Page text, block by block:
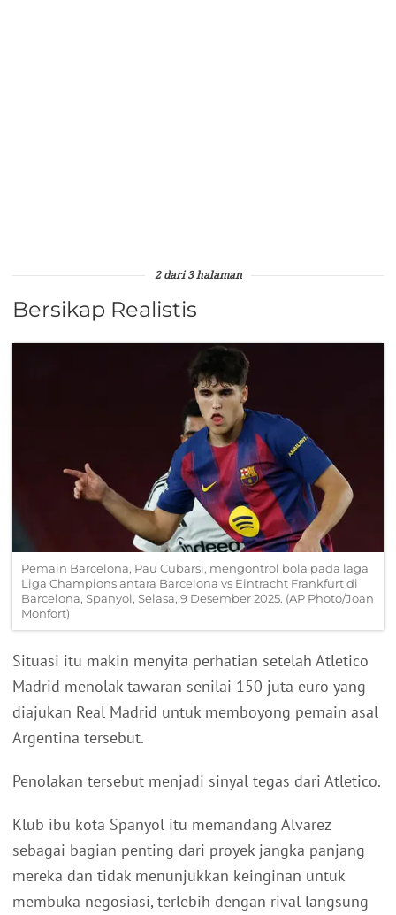
2 dari 3 halaman
Bersikap Realistis
Pemain Barcelona, Pau Cubarsi, mengontrol bola pada laga
Liga Champions antara Barcelona vs Eintracht Frankfurt di
Barcelona, Spanyol, Selasa, 9 Desember 2025. (AP Photo/Joan
Monfort)
Situasi itu makin menyita perhatian setelah Atletico
Madrid menolak tawaran senilai 150 juta euro yang
diajukan Real Madrid untuk memboyong pemain asal
Argentina tersebut.
Penolakan tersebut menjadi sinyal tegas dari Atletico.
Klub ibu kota Spanyol itu memandang Alvarez
sebagai bagian penting dari proyek jangka panjang
mereka dan tidak menunjukkan keinginan untuk
membuka negosiasi, terlebih dengan rival langsung